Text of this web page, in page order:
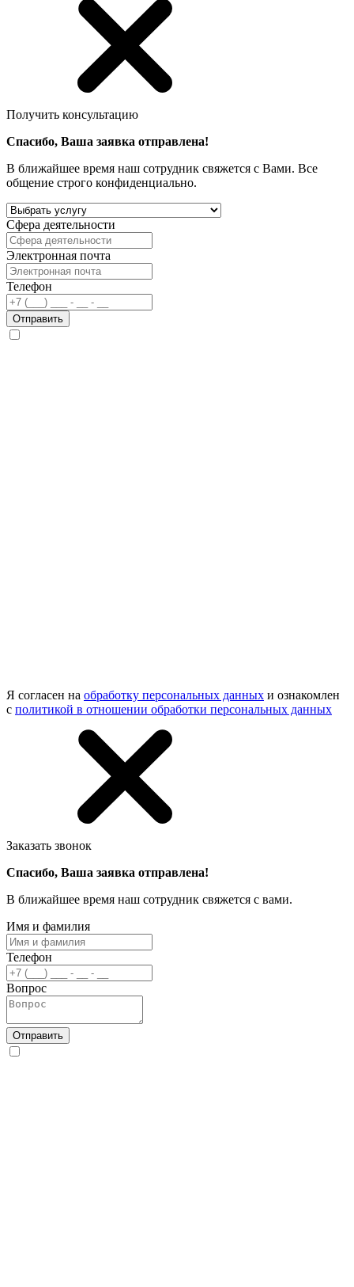
Получить консультацию
Спасибо, Ваша заявка отправлена!
В ближайшее время наш сотрудник свяжется с Вами. Все
общение строго конфиденциально.
Сфера деятельности
Электронная почта
Телефон
Отправить
Я согласен на обработку персональных данных и ознакомлен
с политикой в отношении обработки персональных данных
Заказать звонок
Спасибо, Ваша заявка отправлена!
В ближайшее время наш сотрудник свяжется с вами.
Имя и фамилия
Телефон
Вопрос
Отправить